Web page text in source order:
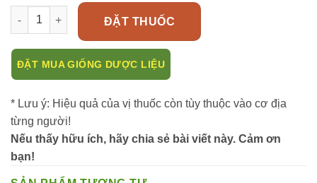
Sâm xuyên đá loài cây có lượng Saponin cao hơn cả sâm
ĐẶT THUỐC
ĐẶT MUA GIỐNG DƯỢC LIỆU
* Lưu ý: Hiệu quả của vị thuốc còn tùy thuộc vào cơ địa
từng người!
Nếu thấy hữu ích, hãy chia sẻ bài viết này. Cảm ơn
bạn!